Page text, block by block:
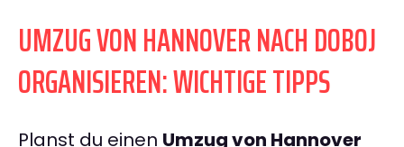
UMZUG VON HANNOVER NACH DOBOJ
ORGANISIEREN: WICHTIGE TIPPS
Planst du einen Umzug von Hannover